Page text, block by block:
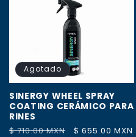
Agotado
SINERGY WHEEL SPRAY
COATING CERÁMICO PARA
RINES
Precio
$ 710.00 MXN
Precio
$ 655.00 MXN